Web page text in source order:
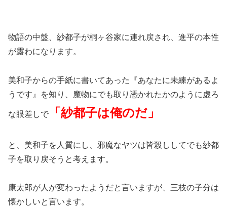
物語の中盤、紗都子が桐ヶ谷家に連れ戻され、進平の本性
が露わになります。
美和子からの手紙に書いてあった『あなたに未練があるよ
うです』を知り、魔物にでも取り憑かれたかのように虚ろ
な眼差しで 「紗都子は俺のだ 」
と、美和子を人質にし、邪魔なヤツは皆殺ししてでも紗都
子を取り戻そうと考えます。
康太郎が人が変わったようだと言いますが、三枝の子分は
懐かしいと言います。